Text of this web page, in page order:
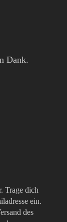
Dank.
Trage dich
ein.
des